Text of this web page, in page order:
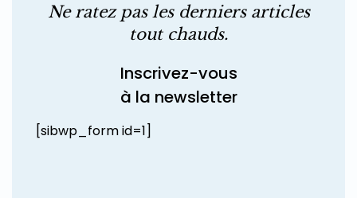
Ne ratez pas les derniers articles
tout chauds.
Inscrivez-vous
à la newsletter
[sibwp_form id=1]